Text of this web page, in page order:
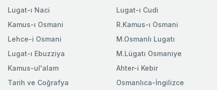
Lugat-ı Naci
Kamus-ı Osmani
Lehce-i Osmani
Lugat-ı Ebuzziya
Lugat-ı Cudi
R.Kamus-ı Osmani
M.Osmanlı Lugatı
M.Lügatı Osmaniye
Kamus-ul'alam
Tarih ve Coğrafya
Ahter-i Kebir
Osmanlıca-İngilizce